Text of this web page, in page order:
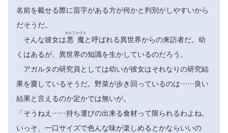
名前を載せる際に苗字がある方が何かと判別がしやすいから
だそうだ。
そんな彼女は悪魔
オルフェウス
と呼ばれる異世界からの来訪者だ。幼
くはあるが、異世界の知識を生かしているのだろう。
アガルタの研究員としては幼いが彼女はそれなりの研究結
果を齎しているそうだ。野菜が歩き回っているのは……良い
結果と言えるのか定かでは無いが。
「そうねえ……持ち運びの出来る食材って限られるわよね。
いっそ、一口サイズで色んな味が楽しめるとかならいいの